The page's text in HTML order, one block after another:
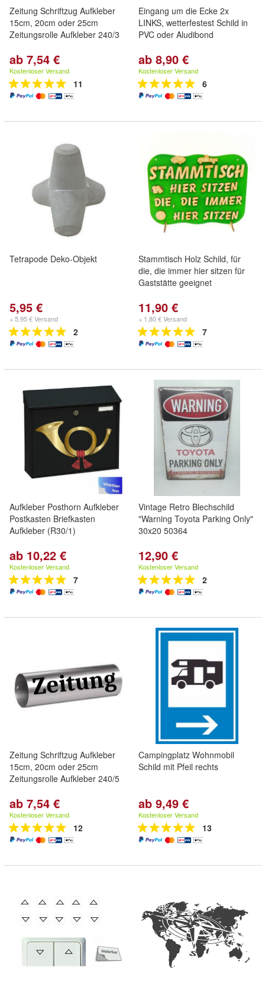
Zeitung Schriftzug Aufkleber
15cm, 20cm oder 25cm
Zeitungsrolle Aufkleber 240/3
ab 7,54 €
Kostenloser Versand
11
Eingang um die Ecke 2x
LINKS, wetterfestest Schild in
PVC oder Aludibond
ab 8,90 €
Kostenloser Versand
6
Tetrapode Deko-Objekt
5,95 €
+ 5,95 € Versand
2
Stammtisch Holz Schild, für
die, die immer hier sitzen für
Gaststätte geeignet
11,90 €
+ 1,80 € Versand
7
Aufkleber Posthorn Aufkleber
Postkasten Briefkasten
Aufkleber (R30/1)
ab 10,22 €
Kostenloser Versand
7
Vintage Retro Blechschild
"Warning Toyota Parking Only"
30x20 50364
12,90 €
Kostenloser Versand
2
Zeitung Schriftzug Aufkleber
15cm, 20cm oder 25cm
Zeitungsrolle Aufkleber 240/5
ab 7,54 €
Kostenloser Versand
12
Campingplatz Wohnmobil
Schild mit Pfeil rechts
ab 9,49 €
Kostenloser Versand
13